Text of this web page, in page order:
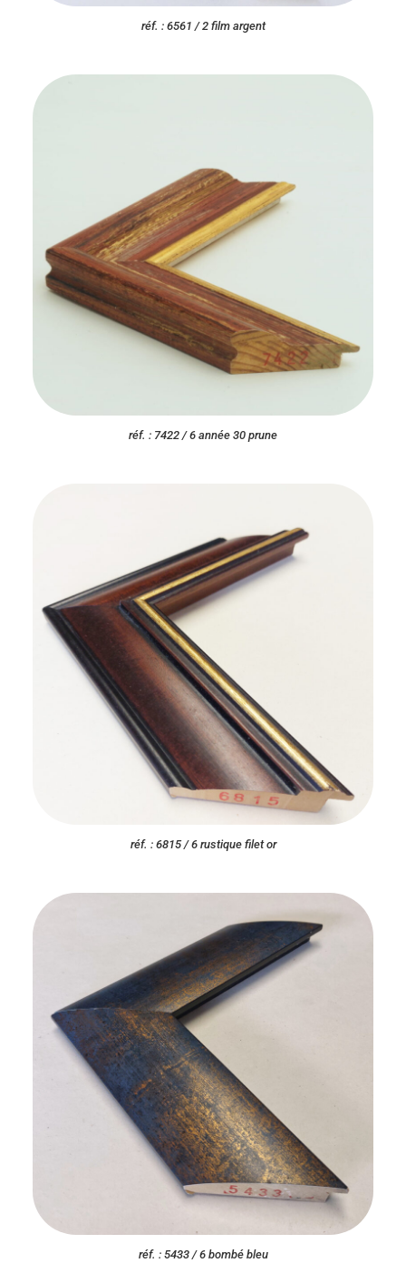
réf. : 6561 / 2 film argent
réf. : 7422 / 6 année 30 prune
réf. : 6815 / 6 rustique filet or
réf. : 5433 / 6 bombé bleu